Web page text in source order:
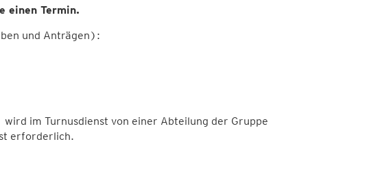
einen Termin.
und Anträgen):
im Turnusdienst von einer Abteilung der Gruppe
erforderlich.